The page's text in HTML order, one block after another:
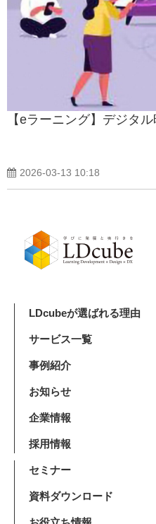
【eラーニング】デジタ
2026-03-13 10:18
LDcubeが選ばれる理由
サービス一覧
事例紹介
お知らせ
企業情報
採用情報
セミナー
資料ダウンロード